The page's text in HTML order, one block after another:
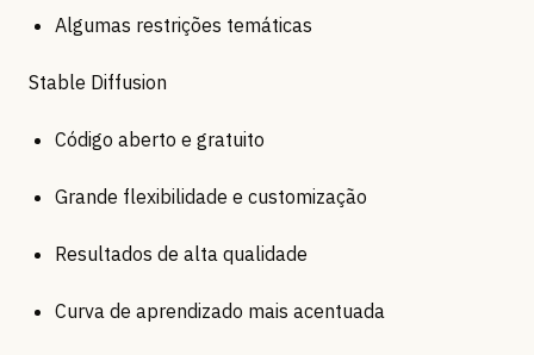
Algumas restrições temáticas
Stable Diffusion
Código aberto e gratuito
Grande flexibilidade e customização
Resultados de alta qualidade
Curva de aprendizado mais acentuada